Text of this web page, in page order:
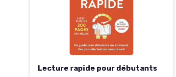
Lecture rapide pour débutants